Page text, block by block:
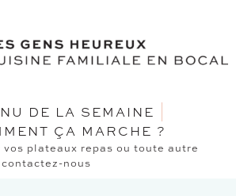
DE LA SEMAINE
ÇA MARCHE ?
vos plateaux repas ou toute autre
nous